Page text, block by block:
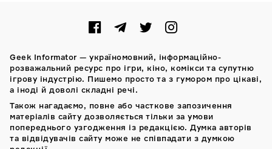
Geek Informator — україномовний, інформаційно-
розважальний ресурс про ігри, кіно, комікси та супутню
ігрову індустрію. Пишемо просто та з гумором про цікаві,
а іноді й доволі складні речі.
Також нагадаємо, повне або часткове запозичення
матеріалів сайту дозволяється тільки за умови
попереднього узгодження із редакцією. Думка авторів
та відвідувачів сайту може не співпадати з думкою